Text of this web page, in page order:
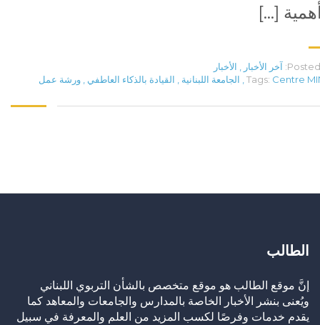
[…]
Posted آخر الأخبار , الأخبار
Tags: Centre
, الجامعة اللبنانية , القيادة بالذكاء العاطفي , ورشة عمل
الطالب
إنَّ موقع الطالب هو موقع متخصص بالشأن التربوي اللبناني
ويُعنى بنشر الأخبار الخاصة بالمدارس والجامعات والمعاهد كما
يقدم خدمات وفرصًا لكسب المزيد من العلم والمعرفة في سبيل